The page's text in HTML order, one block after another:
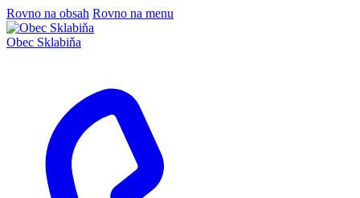
Rovno na obsah Rovno na menu
Obec Sklabiňa